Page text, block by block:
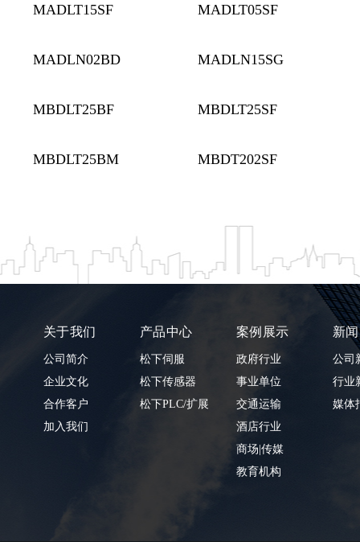
MADLT15SF MADLT05SF
MADLN02BD MADLN15SG
MBDLT25BF MBDLT25SF
MBDLT25BM MBDT202SF
关于我们
公司简介
企业文化
合作客户
加入我们
产品中心
松下伺服
松下传感器
松下PLC/扩展
案例展示
政府行业
事业单位
交通运输
酒店行业
商场|传媒
教育机构
新
公司
行业
媒体